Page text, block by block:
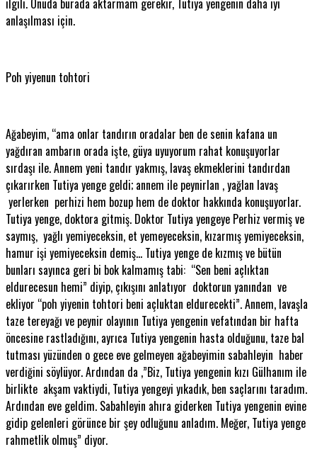
ilgili. Onuda burada aktarmam gerekir, Tutiya yengenin daha iyi
anlaşılması için.
Poh yiyenun tohtori
Ağabeyim, “ama onlar tandırın oradalar ben de senin kafana un
yağdıran ambarın orada işte, güya uyuyorum rahat konuşuyorlar
sırdaşı ile. Annem yeni tandır yakmış, lavaş ekmeklerini tandırdan
çıkarırken Tutiya yenge geldi; annem ile peynirlan , yağlan lavaş
yerlerken perhizi hem bozup hem de doktor hakkında konuşuyorlar.
Tutiya yenge, doktora gitmiş. Doktor Tutiya yengeye Perhiz vermiş ve
saymış, yağlı yemiyeceksin, et yemeyeceksin, kızarmış yemiyeceksin,
hamur işi yemiyeceksin demiş… Tutiya yenge de kızmış ve bütün
bunları sayınca geri bi bok kalmamış tabi: “Sen beni açlıktan
eldurecesun hemi” diyip, çıkışını anlatıyor doktorun yanından ve
ekliyor “poh yiyenin tohtori beni açluktan eldurecekti”. Annem, lavaşla
taze tereyağı ve peynir olayının Tutiya yengenin vefatından bir hafta
öncesine rastladığını, ayrıca Tutiya yengenin hasta olduğunu, taze bal
tutması yüzünden o gece eve gelmeyen ağabeyimin sabahleyin haber
verdiğini söylüyor. Ardından da ,”Biz, Tutiya yengenin kızı Gülhanım ile
birlikte akşam vaktiydi, Tutiya yengeyi yıkadık, ben saçlarını taradım.
Ardından eve geldim. Sabahleyin ahıra giderken Tutiya yengenin evine
gidip gelenleri görünce bir şey odluğunu anladım. Meğer, Tutiya yenge
rahmetlik olmuş” diyor.